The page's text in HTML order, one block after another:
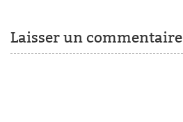
Laisser un commentaire